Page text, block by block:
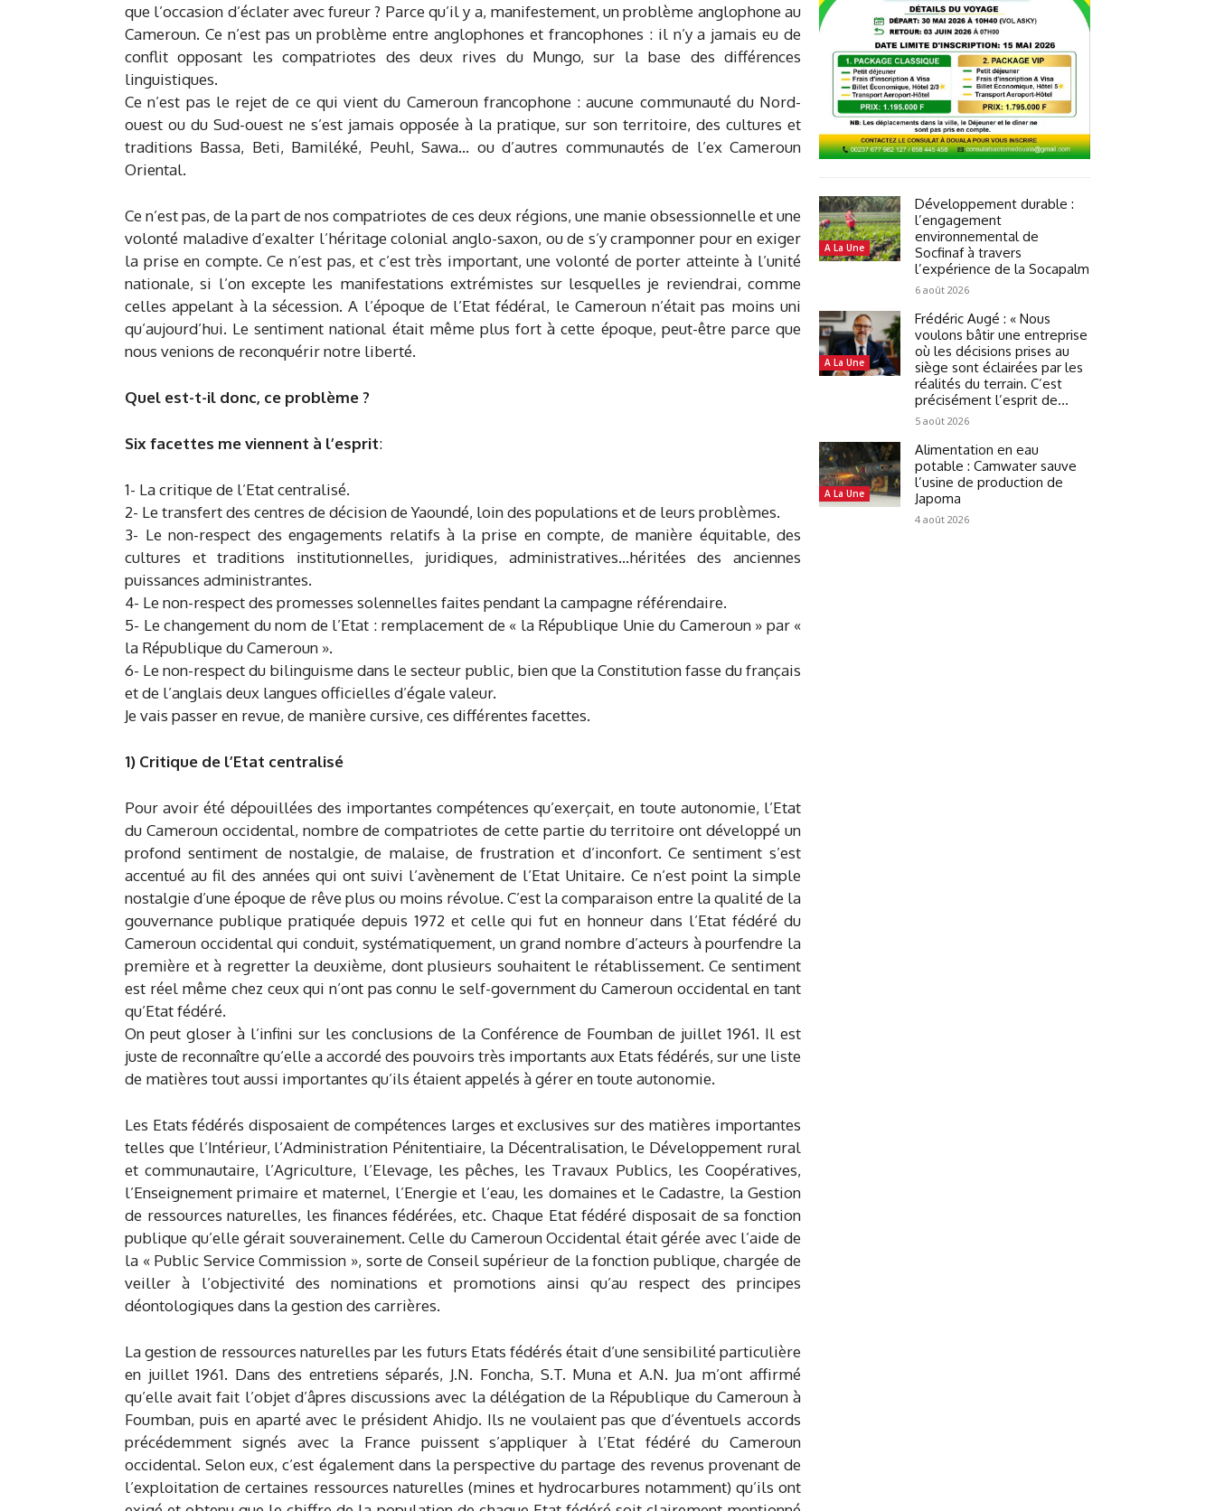
que l’occasion d’éclater avec fureur ? Parce qu’il y a, manifestement, un problème anglophone au
Cameroun. Ce n’est pas un problème entre anglophones et francophones : il n’y a jamais eu de
conflit opposant les compatriotes des deux rives du Mungo, sur la base des différences
linguistiques.
Ce n’est pas le rejet de ce qui vient du Cameroun francophone : aucune communauté du Nord-
ouest ou du Sud-ouest ne s’est jamais opposée à la pratique, sur son territoire, des cultures et
traditions Bassa, Beti, Bamiléké, Peuhl, Sawa… ou d’autres communautés de l’ex Cameroun
Oriental.
Ce n’est pas, de la part de nos compatriotes de ces deux régions, une manie obsessionnelle et une
volonté maladive d’exalter l’héritage colonial anglo-saxon, ou de s’y cramponner pour en exiger
la prise en compte. Ce n’est pas, et c’est très important, une volonté de porter atteinte à l’unité
nationale, si l’on excepte les manifestations extrémistes sur lesquelles je reviendrai, comme
celles appelant à la sécession. A l’époque de l’Etat fédéral, le Cameroun n’était pas moins uni
qu’aujourd’hui. Le sentiment national était même plus fort à cette époque, peut-être parce que
nous venions de reconquérir notre liberté.
Quel est-t-il donc, ce problème ?
Six facettes me viennent à l’esprit:
1- La critique de l’Etat centralisé.
2- Le transfert des centres de décision de Yaoundé, loin des populations et de leurs problèmes.
3- Le non-respect des engagements relatifs à la prise en compte, de manière équitable, des
cultures et traditions institutionnelles, juridiques, administratives…héritées des anciennes
puissances administrantes.
4- Le non-respect des promesses solennelles faites pendant la campagne référendaire.
5- Le changement du nom de l’Etat : remplacement de « la République Unie du Cameroun » par «
la République du Cameroun ».
6- Le non-respect du bilinguisme dans le secteur public, bien que la Constitution fasse du français
et de l’anglais deux langues officielles d’égale valeur.
Je vais passer en revue, de manière cursive, ces différentes facettes.
1) Critique de l’Etat centralisé
Pour avoir été dépouillées des importantes compétences qu’exerçait, en toute autonomie, l’Etat
du Cameroun occidental, nombre de compatriotes de cette partie du territoire ont développé un
profond sentiment de nostalgie, de malaise, de frustration et d’inconfort. Ce sentiment s’est
accentué au fil des années qui ont suivi l’avènement de l’Etat Unitaire. Ce n’est point la simple
nostalgie d’une époque de rêve plus ou moins révolue. C’est la comparaison entre la qualité de la
gouvernance publique pratiquée depuis 1972 et celle qui fut en honneur dans l’Etat fédéré du
Cameroun occidental qui conduit, systématiquement, un grand nombre d’acteurs à pourfendre la
première et à regretter la deuxième, dont plusieurs souhaitent le rétablissement. Ce sentiment
est réel même chez ceux qui n’ont pas connu le self-government du Cameroun occidental en tant
qu’Etat fédéré.
On peut gloser à l’infini sur les conclusions de la Conférence de Foumban de juillet 1961. Il est
juste de reconnaître qu’elle a accordé des pouvoirs très importants aux Etats fédérés, sur une liste
de matières tout aussi importantes qu’ils étaient appelés à gérer en toute autonomie.
Les Etats fédérés disposaient de compétences larges et exclusives sur des matières importantes
telles que l’Intérieur, l’Administration Pénitentiaire, la Décentralisation, le Développement rural
et communautaire, l’Agriculture, l’Elevage, les pêches, les Travaux Publics, les Coopératives,
l’Enseignement primaire et maternel, l’Energie et l’eau, les domaines et le Cadastre, la Gestion
de ressources naturelles, les finances fédérées, etc. Chaque Etat fédéré disposait de sa fonction
publique qu’elle gérait souverainement. Celle du Cameroun Occidental était gérée avec l’aide de
la « Public Service Commission », sorte de Conseil supérieur de la fonction publique, chargée de
veiller à l’objectivité des nominations et promotions ainsi qu’au respect des principes
déontologiques dans la gestion des carrières.
La gestion de ressources naturelles par les futurs Etats fédérés était d’une sensibilité particulière
en juillet 1961. Dans des entretiens séparés, J.N. Foncha, S.T. Muna et A.N. Jua m’ont affirmé
qu’elle avait fait l’objet d’âpres discussions avec la délégation de la République du Cameroun à
Foumban, puis en aparté avec le président Ahidjo. Ils ne voulaient pas que d’éventuels accords
précédemment signés avec la France puissent s’appliquer à l’Etat fédéré du Cameroun
occidental. Selon eux, c’est également dans la perspective du partage des revenus provenant de
l’exploitation de certaines ressources naturelles (mines et hydrocarbures notamment) qu’ils ont
A La Une
Développement durable :
l’engagement
environnemental de
Socfinaf à travers
l’expérience de la Socapalm
6 août 2026
A La Une
Frédéric Augé : « Nous
voulons bâtir une entreprise
où les décisions prises au
siège sont éclairées par les
réalités du terrain. C’est
précisément l’esprit de...
5 août 2026
A La Une
Alimentation en eau
potable : Camwater sauve
l’usine de production de
Japoma
4 août 2026